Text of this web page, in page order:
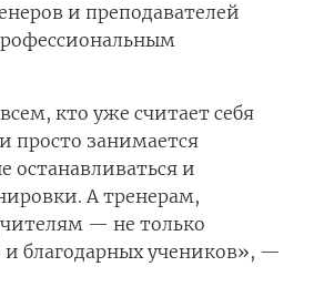
и преподавателей
кто уже считает себя
просто занимается
останавливаться и
А тренерам,
— не только
благодарных учеников», —